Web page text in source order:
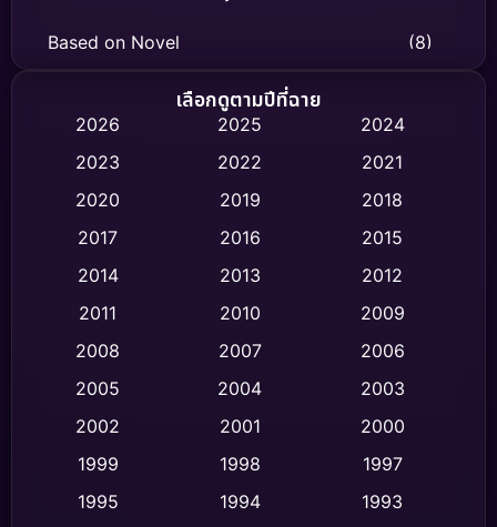
Based on Novel (8)
Biography ชีวิตจริง
Classic หนังคลาสสิก (47)
Comedy ตลก (436)
Crime อาชญากรรม (513)
Cult Film
Dance เต้น (10)
เลือกดูตามปีที่ฉาย
2026 2025
2024
2023
2022
2021
2020
2019
2018
2017
2016
2015
2014
2013
2012
2011
2010
2009
2008
2007
2006
2005
2004
2003
2002
2001
2000
1999
1998
1997
1995
1994
1993